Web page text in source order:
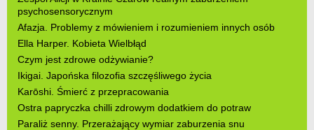
psychosensorycznym
Afazja. Problemy z mówieniem i rozumieniem innych osób
Ella Harper. Kobieta Wielbłąd
Czym jest zdrowe odżywianie?
Ikigai. Japońska filozofia szczęśliwego życia
Karōshi. Śmierć z przepracowania
Ostra papryczka chilli zdrowym dodatkiem do potraw
Paraliż senny. Przerażający wymiar zaburzenia snu